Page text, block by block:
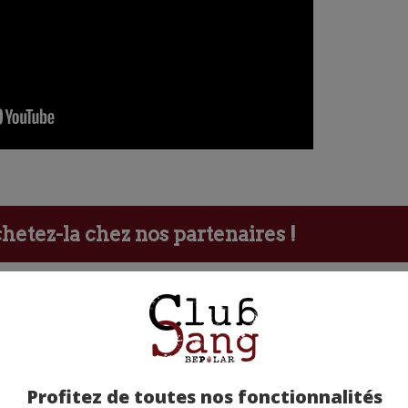
Profitez de toutes nos fonctionnalités
la chez nos partenaires !